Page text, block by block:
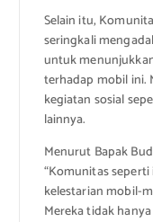
Selain itu,
seringkali
untuk
terhadap mobil ini.
kegiatan sosial
lainnya.
Menurut Bapak
“Komunitas
kelestarian mobil-
Mereka tidak